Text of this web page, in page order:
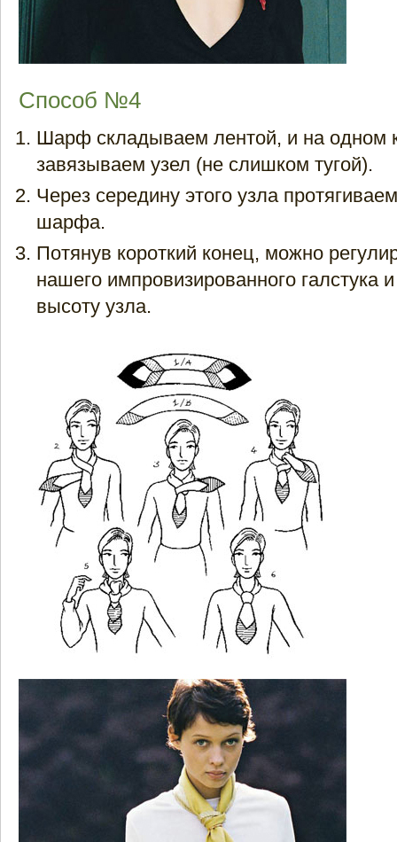
Способ №4
Шарф складываем лентой, и на одном
завязываем узел (не слишком тугой).
Через середину этого узла
шарфа.
Потянув короткий конец, можно
нашего импровизированного галстука
высоту узла.